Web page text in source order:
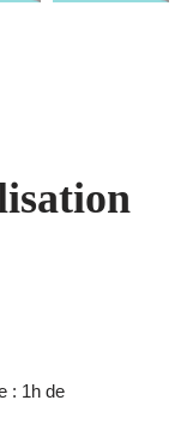
: 1h de